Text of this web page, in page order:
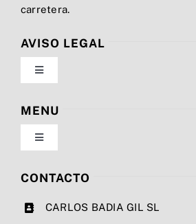
carretera.
AVISO LEGAL
Toggle
Navigation
Política de privacidad
Condiciones de uso
MENU
Toggle
Navigation
Nosotros
CONTACTO
CARLOS BADIA GIL SL